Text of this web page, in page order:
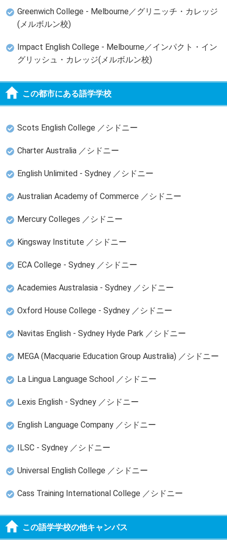
Greenwich College - Melbourne／グリニッチ・カレッジ
(メルボルン校)
Impact English College - Melbourne／インパクト・イン
グリッシュ・カレッジ(メルボルン校)
この都市にある語学学校
Scots English College ／シドニー
Charter Australia ／シドニー
English Unlimited - Sydney ／シドニー
Australian Academy of Commerce ／シドニー
Mercury Colleges ／シドニー
Kingsway Institute ／シドニー
ECA College - Sydney ／シドニー
Academies Australasia - Sydney ／シドニー
Oxford House College - Sydney ／シドニー
Navitas English - Sydney Hyde Park ／シドニー
MEGA (Macquarie Education Group Australia) ／シドニー
La Lingua Language School ／シドニー
Lexis English - Sydney ／シドニー
English Language Company ／シドニー
ILSC - Sydney ／シドニー
Universal English College ／シドニー
Cass Training International College ／シドニー
この語学学校の他キャンパス